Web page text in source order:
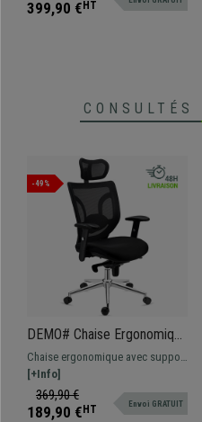
399,90 €HT
CONSULTÉS
-49%
DEMO# Chaise Ergonomique
LAMBO, Appui-tête,
Excellent Support Lombaire,
Noir
Chaise ergonomique avec support
lombaire ajustable. Adaptée à un
usage intensif de 8 heures
[+Info]
369,90 €
189,90 €HT Envoi GRATUIT